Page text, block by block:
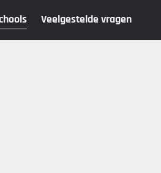
Veelgestelde vragen